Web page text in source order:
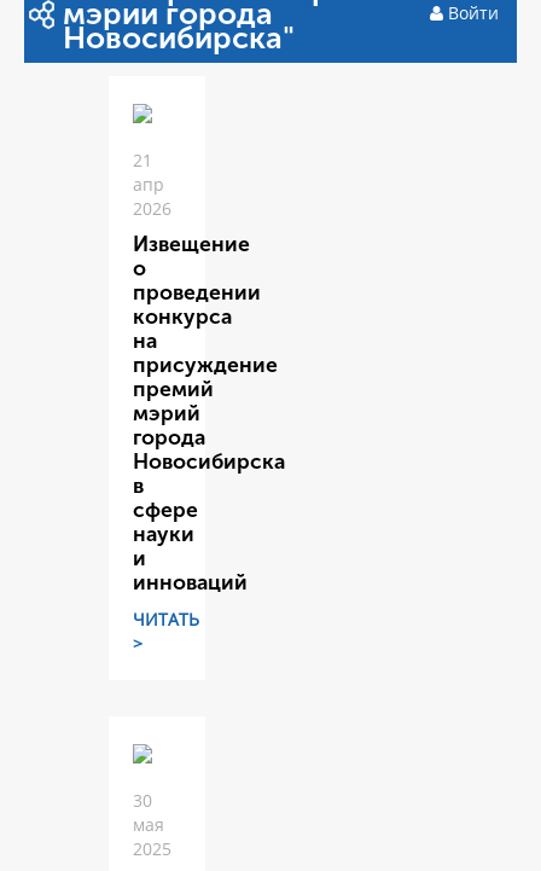
мэрии города
Новосибирска"
Войти
21
апр
2026
Извещение
о
проведении
конкурса
на
присуждение
премий
мэрий
города
Новосибирска
в
сфере
науки
и
инноваций
ЧИТАТЬ
>
30
мая
2025